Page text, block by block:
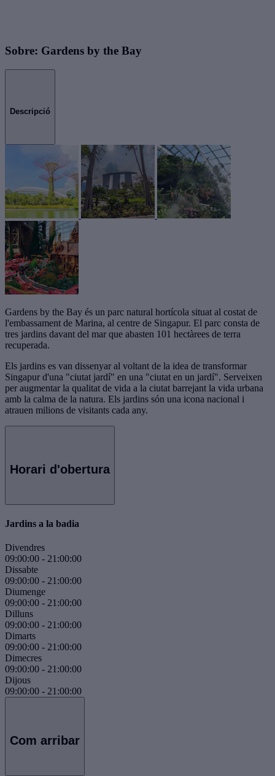
Sobre: Gardens by the Bay
Descripció
Gardens by the Bay és un parc natural hortícola situat al costat de
l'embassament de Marina, al centre de Singapur. El parc consta de
tres jardins davant del mar que abasten 101 hectàrees de terra
recuperada.
Els jardins es van dissenyar al voltant de la idea de transformar
Singapur d'una "ciutat jardí" en una "ciutat en un jardí". Serveixen
per augmentar la qualitat de vida a la ciutat barrejant la vida urbana
amb la calma de la natura. Els jardins són una icona nacional i
atrauen milions de visitants cada any.
Horari d'obertura
Jardins a la badia
Divendres
09:00:00 - 21:00:00
Dissabte
09:00:00 - 21:00:00
Diumenge
09:00:00 - 21:00:00
Dilluns
09:00:00 - 21:00:00
Dimarts
09:00:00 - 21:00:00
Dimecres
09:00:00 - 21:00:00
Dijous
09:00:00 - 21:00:00
Com arribar